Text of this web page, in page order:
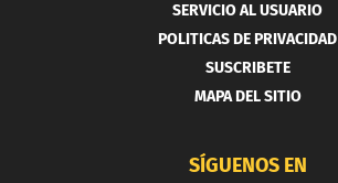
SERVICIO AL USUARIO
POLITICAS DE PRIVACIDAD
SUSCRIBETE
MAPA DEL SITIO
SÍGUENOS EN